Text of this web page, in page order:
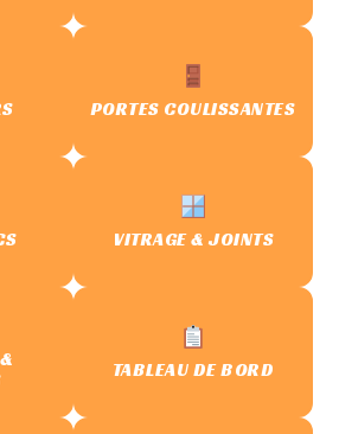
PORTES COULISSANTES
VITRAGE & JOINTS
TABLEAU DE BORD